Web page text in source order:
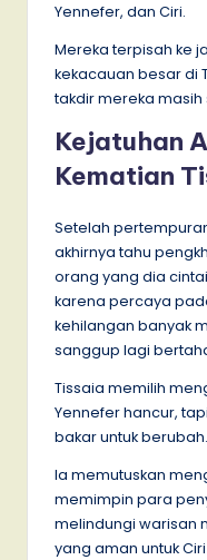
Yennefer, dan Ciri.
Mereka terpisah ke
kekacauan besar di
takdir mereka
Kejatuhan
Kematian
Setelah
akhirnya tahu
orang yang dia
karena percaya
kehilangan banyak
sanggup lagi
Tissaia memilih
Yennefer hancur,
bakar untuk berubah.
Ia memutuskan
memimpin para
melindungi warisan
yang aman untuk